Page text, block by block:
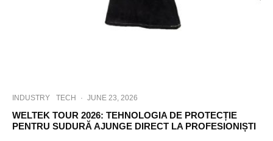
INDUSTRY TECH · JUNE 23, 2026
WELTEK TOUR 2026: TEHNOLOGIA DE PROTECȚIE
PENTRU SUDURĂ AJUNGE DIRECT LA PROFESIONIȘTI